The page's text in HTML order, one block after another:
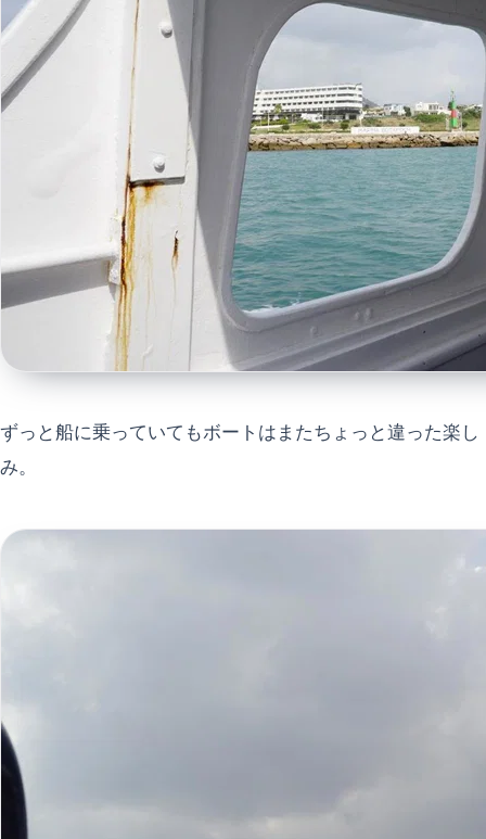
ずっと船に乗っていてもボートはまたちょっと違った楽し
み。